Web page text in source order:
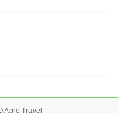
Apro Travel